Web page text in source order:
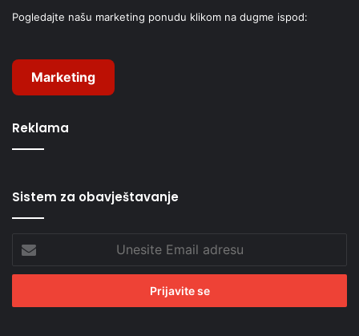
Pogledajte našu marketing ponudu klikom na dugme ispod:
Marketing
Reklama
Sistem za obavještavanje
Email
adresu